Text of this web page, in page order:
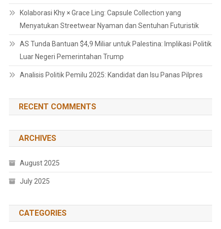
Kolaborasi Khy × Grace Ling: Capsule Collection yang
Menyatukan Streetwear Nyaman dan Sentuhan Futuristik
AS Tunda Bantuan $4,9 Miliar untuk Palestina: Implikasi Politik
Luar Negeri Pemerintahan Trump
Analisis Politik Pemilu 2025: Kandidat dan Isu Panas Pilpres
RECENT COMMENTS
ARCHIVES
August 2025
July 2025
CATEGORIES